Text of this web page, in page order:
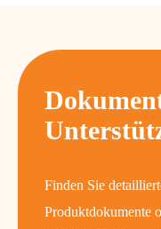
Finden Sie
Produktdokumente